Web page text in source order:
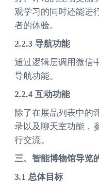
观学习的同时还能进
者的体验。
2.2.3 导航功能
通过逻辑层调用微信
导航功能。
2.2.4 互动功能
除了在展品列表中的
录以及聊天室功能，
行交流。
三、智能博物馆导览
3.1 总体目标